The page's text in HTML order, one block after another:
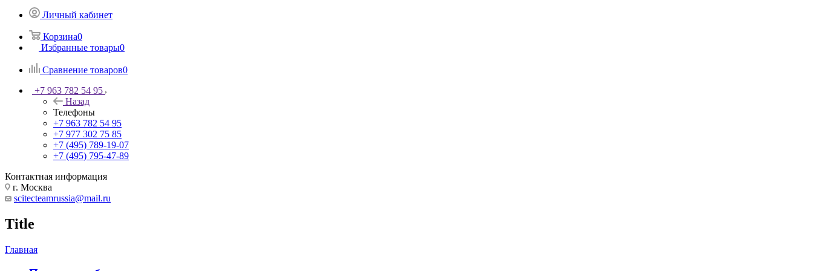
Личный кабинет
Корзина0
Избранные товары0
Сравнение товаров0
+7 963 782 54 95
Назад
Телефоны
+7 963 782 54 95
+7 977 302 75 85
+7 (495) 789-19-07
+7 (495) 795-47-89
Контактная информация
г. Москва
scitecteamrussia@mail.ru
Title
Главная